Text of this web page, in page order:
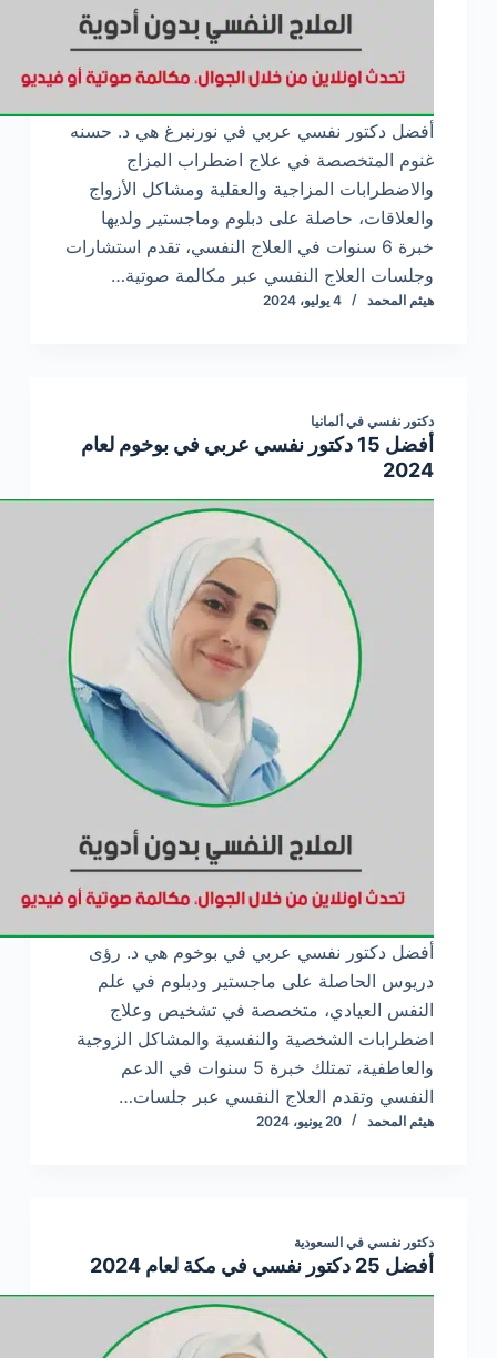
أفضل دكتور نفسي عربي في نورنبرغ هي د. حسنه
غنوم المتخصصة في علاج اضطراب المزاج
والاضطرابات المزاجية والعقلية ومشاكل الأزواج
والعلاقات، حاصلة على دبلوم وماجستير ولديها
خبرة 6 سنوات في العلاج النفسي، تقدم استشارات
وجلسات العلاج النفسي عبر مكالمة صوتية…
هيثم المحمد 4 يوليو، 2024
دكتور نفسي في ألمانيا
أفضل 15 دكتور نفسي عربي في بوخوم لعام
2024
أفضل دكتور نفسي عربي في بوخوم هي د. رؤى
دريوس الحاصلة على ماجستير ودبلوم في علم
النفس العيادي، متخصصة في تشخيص وعلاج
اضطرابات الشخصية والنفسية والمشاكل الزوجية
والعاطفية، تمتلك خبرة 5 سنوات في الدعم
النفسي وتقدم العلاج النفسي عبر جلسات…
هيثم المحمد 20 يونيو، 2024
دكتور نفسي في السعودية
أفضل 25 دكتور نفسي في مكة لعام 2024